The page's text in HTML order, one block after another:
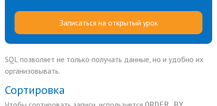
Записаться на открытый урок
SQL позволяет не только получать данные, но и удобно их
организовывать.
Сортировка